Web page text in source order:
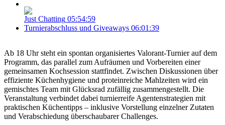
Just Chatting 05:54:59
Turnierabschluss und Giveaways 06:01:39
Ab 18 Uhr steht ein spontan organisiertes Valorant-Turnier auf dem
Programm, das parallel zum Aufräumen und Vorbereiten einer
gemeinsamen Kochsession stattfindet. Zwischen Diskussionen über
effiziente Küchenhygiene und proteinreiche Mahlzeiten wird ein
gemischtes Team mit Glücksrad zufällig zusammengestellt. Die
Veranstaltung verbindet dabei turnierreife Agentenstrategien mit
praktischen Küchentipps – inklusive Vorstellung einzelner Zutaten
und Verabschiedung überschaubarer Challenges.